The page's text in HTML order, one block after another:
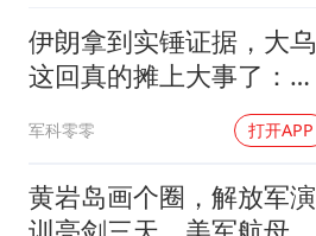
伊朗拿到实锤证据，大乌
这回真的摊上大事了：私
军科零零 打开APP
黄岩岛画个圈，解放军演